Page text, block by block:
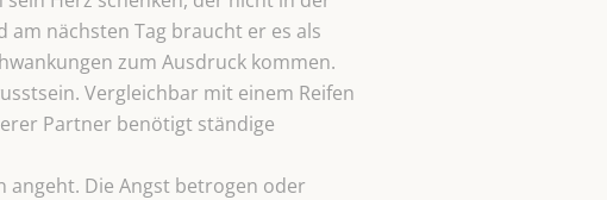
nächsten Tag braucht er es als
zum Ausdruck kommen.
Vergleichbar mit einem Reifen
Partner benötigt ständige
angeht. Die Angst betrogen oder